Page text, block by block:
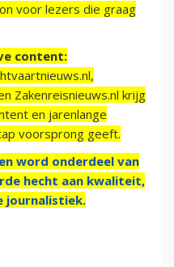
voor lezers die graag
content:
Zakenreisnieuws.nl krijg
en jarenlange
voorsprong geeft.
word onderdeel van
hecht aan kwaliteit,
journalistiek.